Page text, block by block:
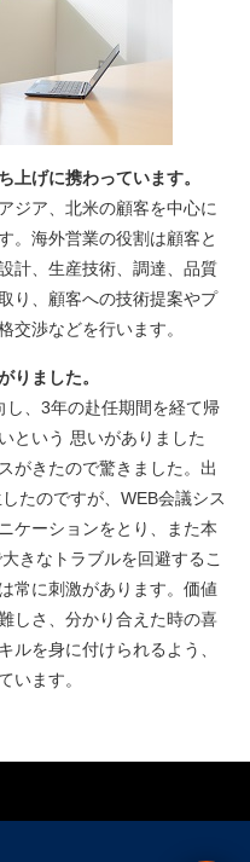
上げに携わっています。
ジア、北米の顧客を中心に
。海外営業の役割は顧客と
計、生産技術、調達、品質
り、顧客への技術提案やプ
交渉などを行います。
りました。
し、3年の赴任期間を経て帰
という 思いがありました
がきたので驚きました。出
たのですが、WEB会議シス
ケーションをとり、また本
きなトラブルを回避するこ
常に刺激があります。価値
しさ、分かり合えた時の喜
ルを身に付けられるよう、
います。